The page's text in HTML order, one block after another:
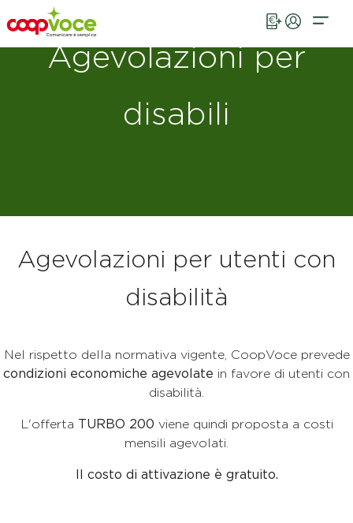
Vai al contenuto principale
Agevolazioni per
disabili
Agevolazioni per utenti con
disabilità
Nel rispetto della normativa vigente, CoopVoce prevede
condizioni economiche agevolate in favore di utenti con
disabilità.
L'offerta TURBO 200 viene quindi proposta a costi
mensili agevolati.
Il costo di attivazione è gratuito.